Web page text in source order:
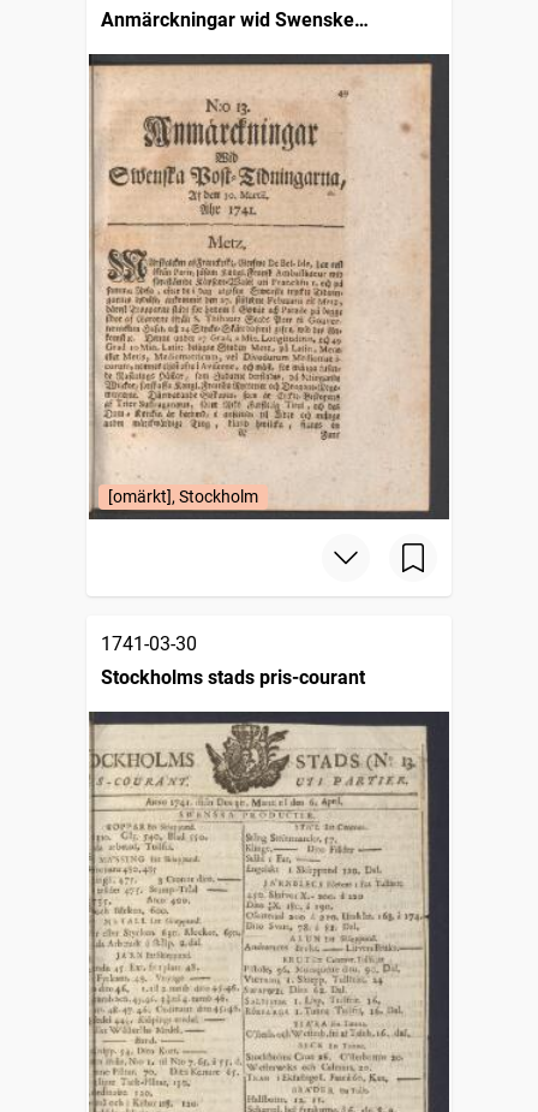
Anmärckningar wid Swenske
posttidningarne
[omärkt], Stockholm
1741-03-30
Stockholms stads pris-courant